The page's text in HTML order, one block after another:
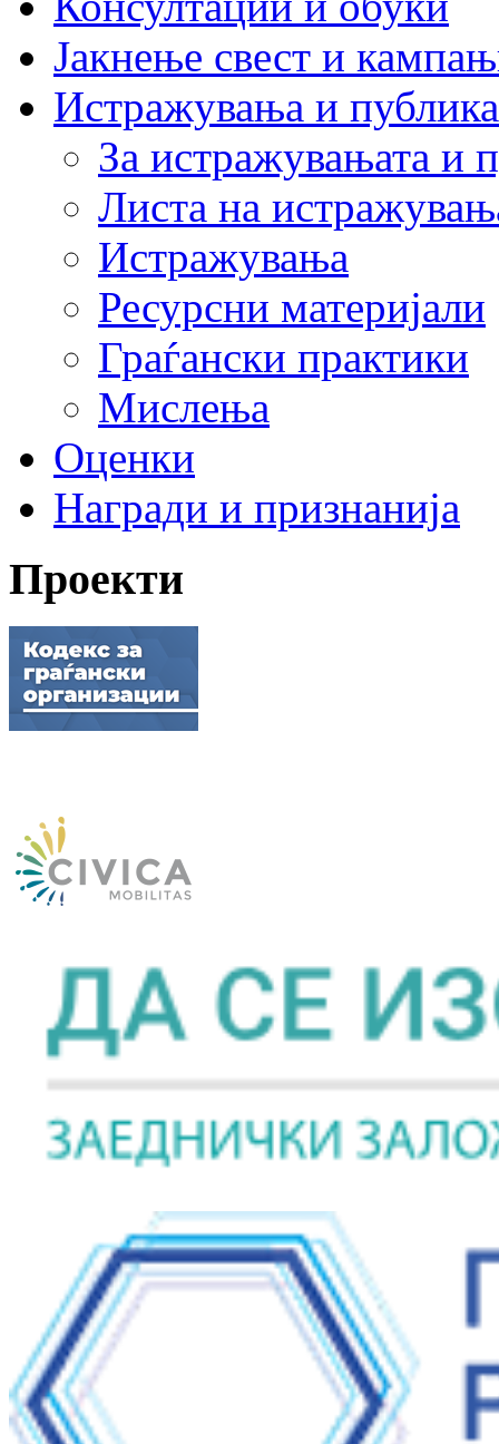
Јакнење свест и
Истражувања и
За истражувањата и
Листа на
Истражувања
Ресурсни материјали
Граѓански практики
Мислења
Оценки
Награди и признанија
Проекти